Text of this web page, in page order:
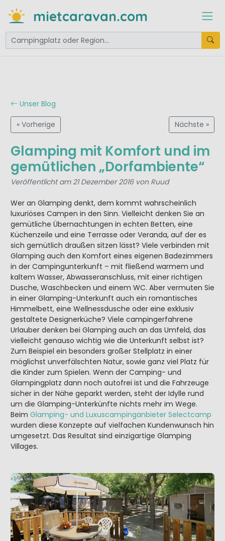
mietcaravan.com
Unser Blog
« Vorherige Nächste »
Glamping mit Komfort und im
gemütlichen „Dorfambiente“
Veröffentlicht am 21 Dezember 2016 von Ruud
Wer an Glamping denkt, dem kommt wahrscheinlich
luxuriöses Campen in den Sinn. Vielleicht denken Sie an
gemütliche Übernachtungen in echten Betten, eine
Küchenzeile und eine Terrasse oder Veranda, auf der es
sich gemütlich draußen sitzen lässt? Viele verbinden mit
Glamping auch den Komfort eines eigenen Badezimmers
in der Campingunterkunft – mit fließend warmem und
kaltem Wasser, Abwasseranschluss, mit einer richtigen
Dusche, Waschbecken und einem WC. Aber vermuten Sie
in einer Glamping-Unterkunft auch ein romantisches
Himmelbett, eine Wellnessdusche oder eine exklusiv
gestaltete Designerküche? Viele campingerfahrene
Urlauber denken bei Glamping auch an das Umfeld, das
vielleicht genauso wichtig wie die Unterkunft selbst ist?
Zum Beispiel ein besonders großer Stellplatz in einer
möglichst unverfälschten Natur, sowie ganz viel Platz für
die Kinder zum Spielen. Wenn der Camping- und
Glampingplatz dann noch autofrei ist und die Fahrzeuge
sicher in der Nähe geparkt werden, steht der Idylle rund
um die Glamping-Unterkünfte nichts mehr im Wege.
Beim Glamping- und Luxuscampinganbieter Selectcamp
wurden diese Konzepte auf vielfachen Kundenwunsch hin
umgesetzt. Das Resultat sind einzigartige Glamping
Villages.